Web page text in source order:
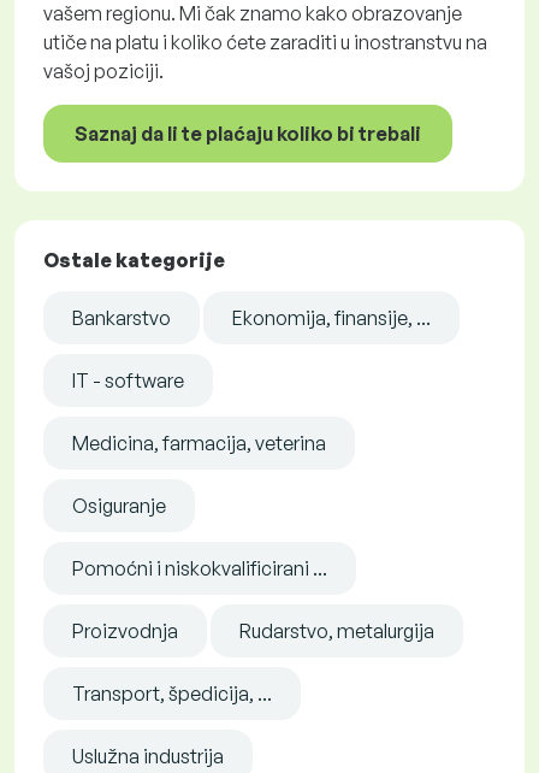
vašem regionu. Mi čak znamo kako obrazovanje
utiče na platu i koliko ćete zaraditi u inostranstvu na
vašoj poziciji.
Saznaj da li te plaćaju koliko bi trebali
Ostale kategorije
Bankarstvo Ekonomija, finansije, ...
IT - software
Medicina, farmacija, veterina
Osiguranje
Pomoćni i niskokvalificirani ...
Proizvodnja Rudarstvo, metalurgija
Transport, špedicija, ...
Uslužna industrija